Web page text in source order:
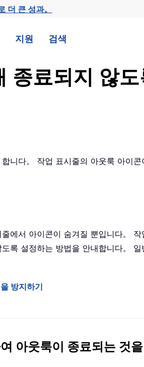
더 큰 성과。
지원 검색
종료되지 않
니다。 작업 표시줄의 아웃룩 아이
에서 아이콘이 숨겨질 뿐입니다。
록 설정하는 방법을 안내합니다。
방지하기
아웃룩이 종료되는 것